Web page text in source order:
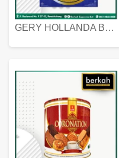
GERY HOLLANDA BUTTER COOKIES 450 GRAM